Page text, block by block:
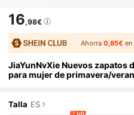
16,98€
Ahorra0,85€ en
JiaYunNvXie Nuevos zapatos
para mujer de primavera/
Talla ES
2 left